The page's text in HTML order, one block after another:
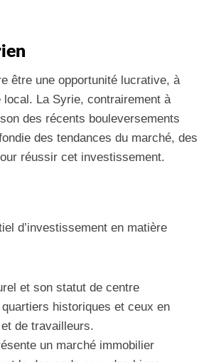
être une opportunité lucrative, à
La Syrie, contrairement à
des récents bouleversements
des tendances du marché, des
réussir cet investissement.
d’investissement en matière
et son statut de centre
historiques et ceux en
de travailleurs.
un marché immobilier